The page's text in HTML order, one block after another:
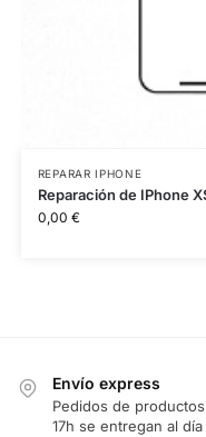
REPARAR IPHONE
Reparación de IPhone
0,00 €
Envío express
Pedidos de
17h se entregan al